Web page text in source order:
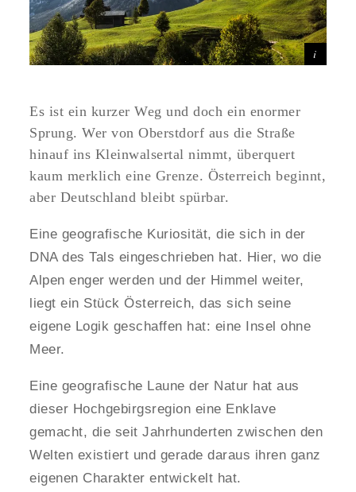
Es ist ein kurzer Weg und doch ein enormer
Sprung. Wer von Oberstdorf aus die Straße
hinauf ins Kleinwalsertal nimmt, überquert
kaum merklich eine Grenze. Österreich beginnt,
aber Deutschland bleibt spürbar.
Eine geografische Kuriosität, die sich in der
DNA des Tals eingeschrieben hat. Hier, wo die
Alpen enger werden und der Himmel weiter,
liegt ein Stück Österreich, das sich seine
eigene Logik geschaffen hat: eine Insel ohne
Meer.
Eine geografische Laune der Natur hat aus
dieser Hochgebirgsregion eine Enklave
gemacht, die seit Jahrhunderten zwischen den
Welten existiert und gerade daraus ihren ganz
eigenen Charakter entwickelt hat.